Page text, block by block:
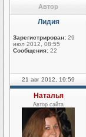
Автор
Лидия
Зарегистрирован: 29
июл 2012, 08:55
Сообщения: 22
21 авг 2012, 19:59
Наталья
Автор сайта